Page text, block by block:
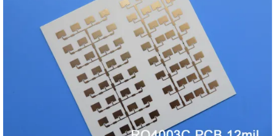
QUALITÄTSKONTROLLE
KONTAKT